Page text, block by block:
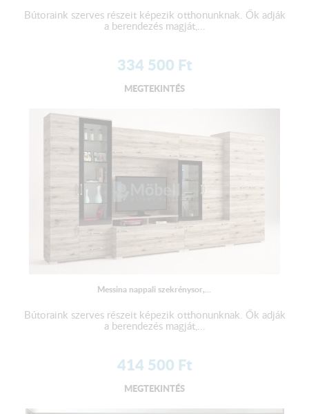
Bútoraink szerves részeit képezik otthonunknak. Ők adják
a berendezés magját,...
334 500 Ft
MEGTEKINTÉS
Messina nappali szekrénysor,...
Bútoraink szerves részeit képezik otthonunknak. Ők adják
a berendezés magját,...
414 500 Ft
MEGTEKINTÉS